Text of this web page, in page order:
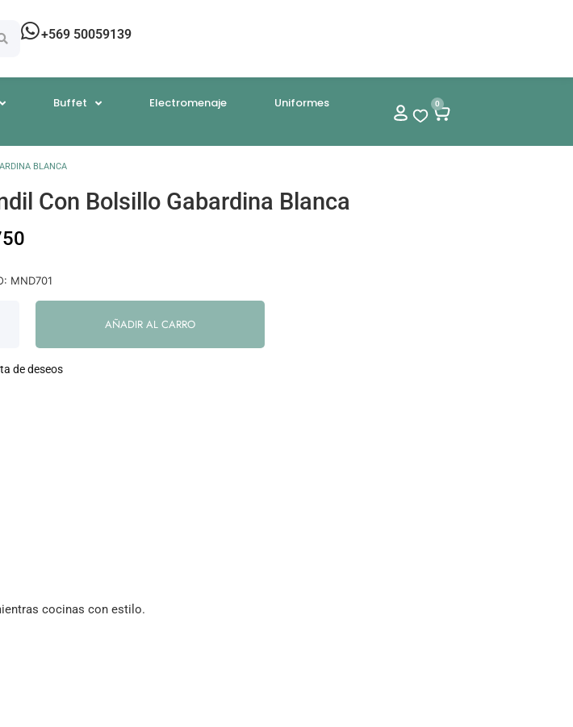
+569 50059139
Buffet Electromenaje
Uniformes
0
BLANCA
Con Bolsillo Gabardina Blanca
MND701
AÑADIR AL CARRO
de deseos
cocinas con estilo.